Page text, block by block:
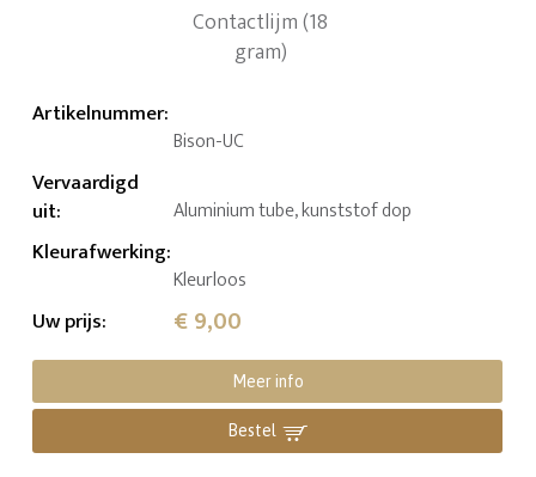
Artikelnummer:
Bison-UC
Vervaardigd
uit: Aluminium tube, kunststof dop
Kleurafwerking:
Kleurloos
Uw prijs: € 9,00
Meer info
Bestel